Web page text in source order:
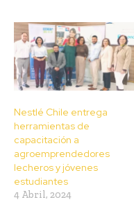
Nestlé Chile entrega
herramientas de
capacitación a
agroemprendedores
lecheros y jóvenes
estudiantes
4 Abril, 2024